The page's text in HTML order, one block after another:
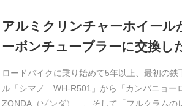
アルミクリンチャーホイール
ーボンチューブラーに交換し
ロードバイクに乗り始めて5年以上、最初の鉄
ル「シマノ WH-R501」から「カンパニョー
ZONDA（ゾンダ）」、そして「フルクラムの